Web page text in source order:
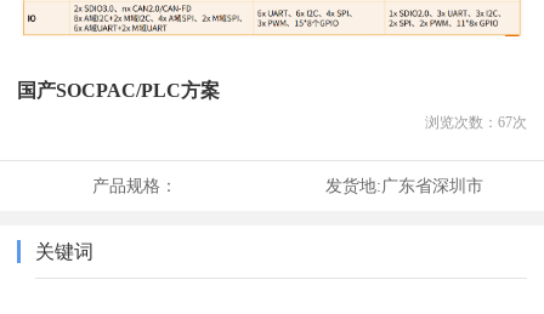
国产SOCPAC/PLC方案
浏览次数： 67次
产品规格： 发货地:广东省深圳市
关键词